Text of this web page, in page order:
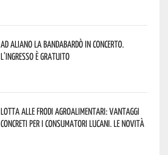
Ad Aliano la Bandabardò in concerto.
L’ingresso è gratuito
Lotta alle frodi agroalimentari: vantaggi
concreti per i consumatori lucani. Le novità